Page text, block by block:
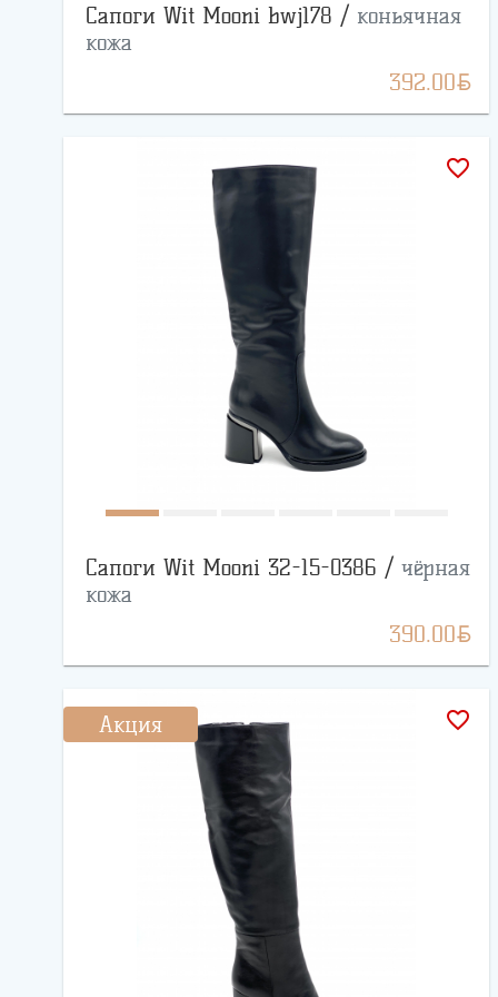
Сапоги Wit Mooni bwj178 / коньячная
кожа
392.00BYN
favorite_border
Сапоги Wit Mooni 32-15-0386 / чёрная
кожа
390.00BYN
Акция favorite_border